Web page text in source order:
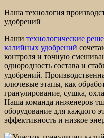
Наша технология
удобрений
Наши технологические
калийных удобрений
контроля и точную
однородность состава и
удобрений.
ключевые этапы, как
гранулирование, сушка,
Наша команда инженеров
оборудование для каждого
эффективность и низкое